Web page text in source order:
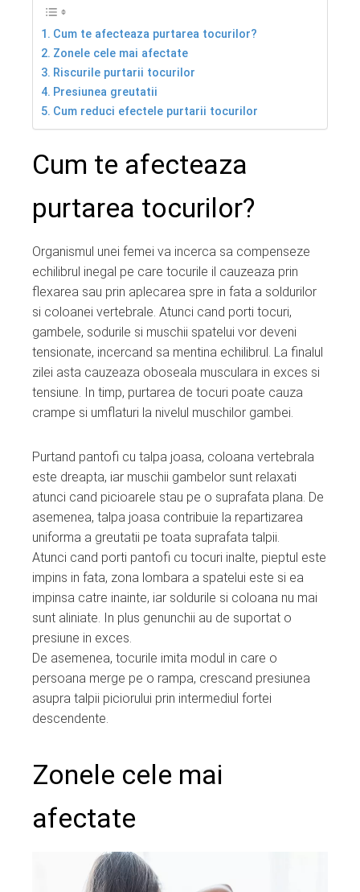
Cum te afecteaza purtarea tocurilor?
Zonele cele mai afectate
Riscurile purtarii tocurilor
Presiunea greutatii
Cum reduci efectele purtarii tocurilor
Cum te afecteaza
purtarea tocurilor?
Organismul unei femei va incerca sa compenseze
echilibrul inegal pe care tocurile il cauzeaza prin
flexarea sau prin aplecarea spre in fata a soldurilor
si coloanei vertebrale. Atunci cand porti tocuri,
gambele, sodurile si muschii spatelui vor deveni
tensionate, incercand sa mentina echilibrul. La finalul
zilei asta cauzeaza oboseala musculara in exces si
tensiune. In timp, purtarea de tocuri poate cauza
crampe si umflaturi la nivelul muschilor gambei.
Purtand pantofi cu talpa joasa, coloana vertebrala
este dreapta, iar muschii gambelor sunt relaxati
atunci cand picioarele stau pe o suprafata plana. De
asemenea, talpa joasa contribuie la repartizarea
uniforma a greutatii pe toata suprafata talpii.
Atunci cand porti pantofi cu tocuri inalte, pieptul este
impins in fata, zona lombara a spatelui este si ea
impinsa catre inainte, iar soldurile si coloana nu mai
sunt aliniate. In plus genunchii au de suportat o
presiune in exces.
De asemenea, tocurile imita modul in care o
persoana merge pe o rampa, crescand presiunea
asupra talpii piciorului prin intermediul fortei
descendente.
Zonele cele mai
afectate